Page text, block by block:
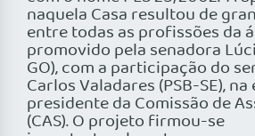
naquela Casa resultou de
entre todas as profissões da
promovido pela senadora
GO), com a participação do
Carlos Valadares (PSB-SE), na
presidente da Comissão de
(CAS). O projeto firmou-se